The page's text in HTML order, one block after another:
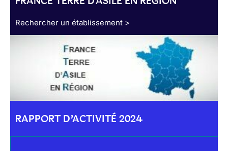
Rechercher un établissement >
RAPPORT D’ACTIVITÉ 2024